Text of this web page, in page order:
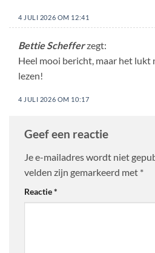
4 JULI 2026 OM 12:41
Bettie Schefferzegt:
Heel mooi bericht, maar het
lezen!
4 JULI 2026 OM 10:17
Geef een reactie
Je e-mailadres wordt niet
velden zijn gemarkeerd met *
Reactie*